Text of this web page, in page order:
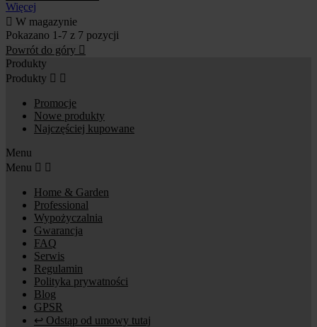
Więcej
 W magazynie
Pokazano 1-7 z 7 pozycji
Powrót do góry 
Produkty
Produkty  
Promocje
Nowe produkty
Najczęściej kupowane
Menu
Menu  
Home & Garden
Professional
Wypożyczalnia
Gwarancja
FAQ
Serwis
Regulamin
Polityka prywatności
Blog
GPSR
↩ Odstąp od umowy tutaj